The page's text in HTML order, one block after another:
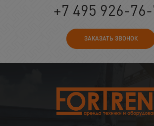
+7 495 926-
ЗАКАЗАТЬ ЗВОНОК